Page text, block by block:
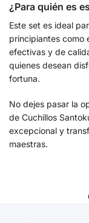
¿Para quién es
Este set es ideal
principiantes como
efectivas y de
quienes desean
fortuna.
No dejes pasar la
de Cuchillos
excepcional y
maestras.